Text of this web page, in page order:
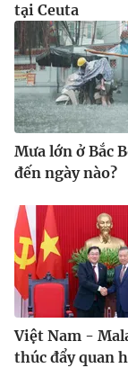
tại Ceuta
Mưa lớn ở Bắc
đến ngày nào?
Việt Nam -
thúc đẩy quan